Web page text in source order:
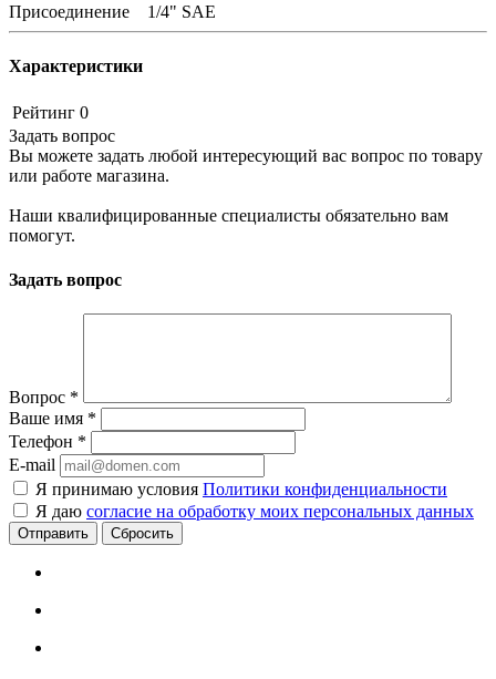
Присоединение 1/4" SAE
Характеристики
Рейтинг 0
Задать вопрос
Вы можете задать любой интересующий вас вопрос по товару
или работе магазина.
Наши квалифицированные специалисты обязательно вам
помогут.
Задать вопрос
Вопрос *
Ваше имя *
Телефон *
E-mail
Я принимаю условия Политики конфиденциальности
Я даю согласие на обработку моих персональных данных
Сбросить